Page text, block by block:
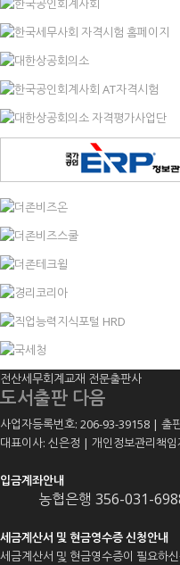
전산세무회계교재 전문출판사
도서출판 다음
사업자등록번호: 206-93-39158 | 출
대표이사: 신은정 | 개인정보관리책임
입금계좌안내
농협은행 356-031-
세금계산서 및 현금영수증 신청안내
세금계산서 및 현금영수증이 필요하